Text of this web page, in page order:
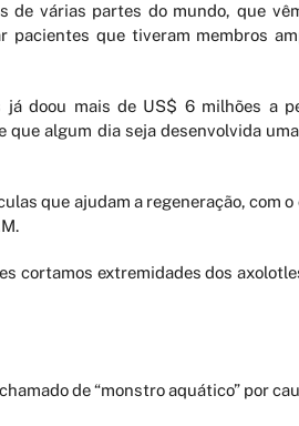
de várias partes do mundo, que
que tiveram membros
já doou mais de US$ 6 milhões a
algum dia seja desenvolvida
que ajudam a regeneração, com
cortamos extremidades dos
de “monstro aquático” por